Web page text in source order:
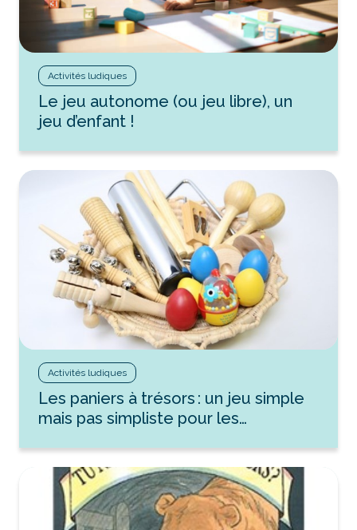
Activités ludiques
Le jeu autonome (ou jeu libre), un
jeu d’enfant !
Activités ludiques
Les paniers à trésors : un jeu simple
mais pas simpliste pour les…